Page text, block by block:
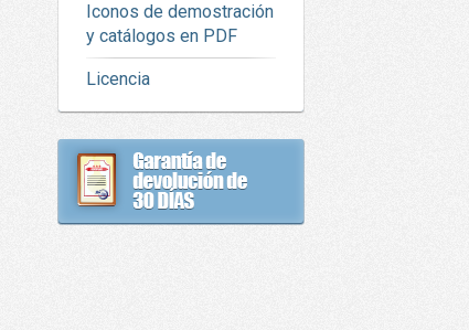
Iconos de demostración
y catálogos en PDF
Licencia